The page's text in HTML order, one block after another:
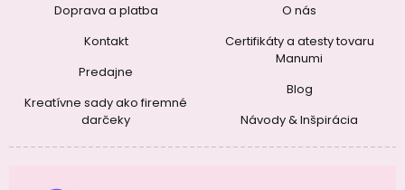
Doprava a platba
Kontakt
Predajne
Kreatívne sady ako firemné
darčeky
O nás
Certifikáty a atesty tovaru
Manumi
Blog
Návody & Inšpirácia